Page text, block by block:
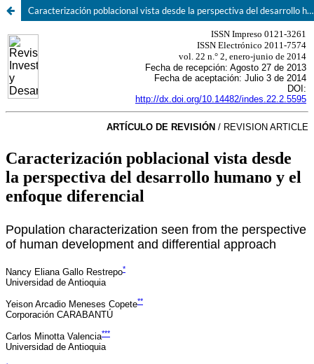
Caracterización poblacional vista desde la perspectiva del desarrollo humano y el enfoque diferencial